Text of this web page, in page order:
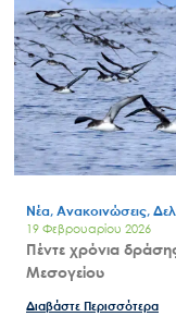
Νέα, Ανακοινώσεις,
19 Φεβρουαρίου 2026
Πέντε χρόνια
Μεσογείου
Διαβάστε Περισσότερα